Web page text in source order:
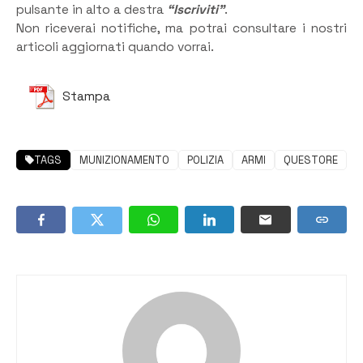
pulsante in alto a destra “Iscriviti”.
Non riceverai notifiche, ma potrai consultare i nostri
articoli aggiornati quando vorrai.
Stampa
TAGS MUNIZIONAMENTO POLIZIA ARMI QUESTORE